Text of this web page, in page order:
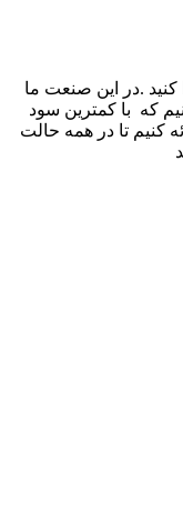
کنید .در این صنعت ما
که با کمترین سود
کنیم تا در همه حالت